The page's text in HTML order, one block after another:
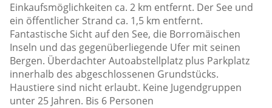
Einkaufsmöglichkeiten ca. 2 km entfernt. Der See und
ein öffentlicher Strand ca. 1,5 km entfernt.
Fantastische Sicht auf den See, die Borromäischen
Inseln und das gegenüberliegende Ufer mit seinen
Bergen. Überdachter Autoabstellplatz plus Parkplatz
innerhalb des abgeschlossenen Grundstücks.
Haustiere sind nicht erlaubt. Keine Jugendgruppen
unter 25 Jahren. Bis 6 Personen